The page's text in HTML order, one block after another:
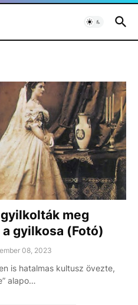
meg
gyilkosa (Fotó)
08, 2023
is hatalmas kultusz övezte,
alapo…